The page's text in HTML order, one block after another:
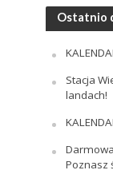
Ostatnio
Stacja
landach!
Poznasz